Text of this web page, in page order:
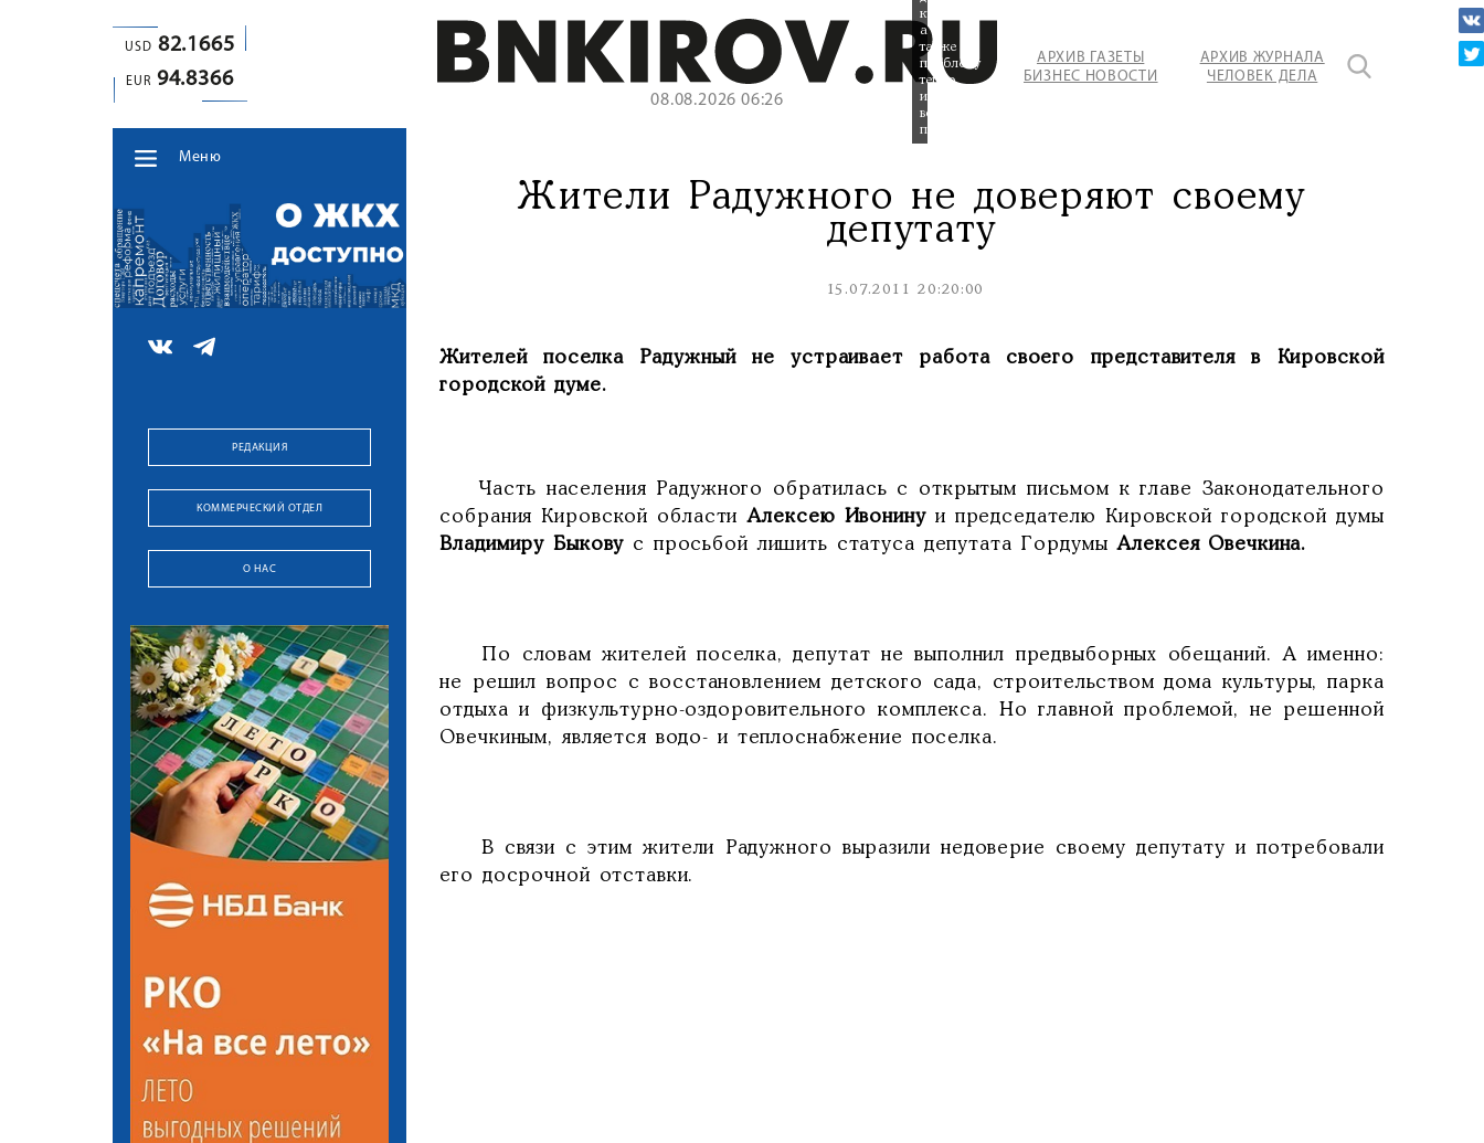
USD 82.1665
EUR 94.8366
08.08.2026 06:26
АРХИВ ГАЗЕТЫ
БИЗНЕС НОВОСТИ
АРХИВ ЖУРНАЛА
ЧЕЛОВЕК ДЕЛА
Меню
РЕДАКЦИЯ
КОММЕРЧЕСКИЙ ОТДЕЛ
О НАС
культуры,
а
также
проблему
тепло
и
водоснабжения
поселка.
Жители Радужного не доверяют своему
депутату
15.07.2011 20:20:00
Жителей поселка Радужный не устраивает работа своего представителя в Кировской
городской думе.
Часть населения Радужного обратилась с открытым письмом к главе Законодательного
собрания Кировской области Алексею Ивонинуи председателю Кировской городской думы
Владимиру Быкову с просьбой лишить статуса депутата ГордумыАлексея Овечкина.
По словам жителей поселка, депутат не выполнил предвыборных обещаний. А именно:
не решил вопрос с восстановлением детского сада, строительством дома культуры, парка
отдыха и физкультурно-оздоровительного комплекса. Но главной проблемой, не решенной
Овечкиным, является водо- и теплоснабжение поселка.
В связи с этим жители Радужного выразили недоверие своему депутату и потребовали
его досрочной отставки.